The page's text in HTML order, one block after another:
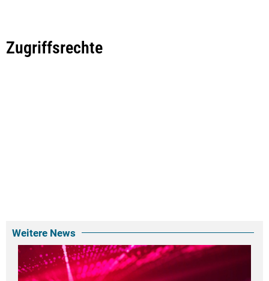
Zugriffsrechte
Weitere News